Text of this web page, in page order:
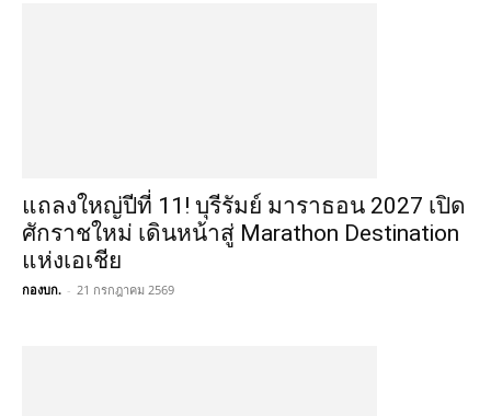
แถลงใหญ่ปีที่ 11! บุรีรัมย์ มาราธอน 2027 เปิด
ศักราชใหม่ เดินหน้าสู่ Marathon Destination
แห่งเอเชีย
กองบก. - 21 กรกฎาคม 2569